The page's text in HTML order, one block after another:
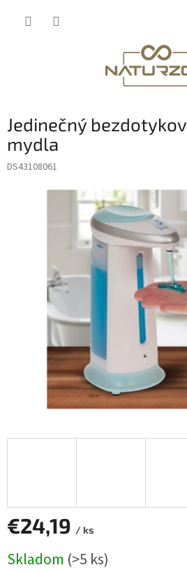
Jedinečný
mydla
DS43108061
€24,19 / ks
cena:
Skladom (>5 ks)